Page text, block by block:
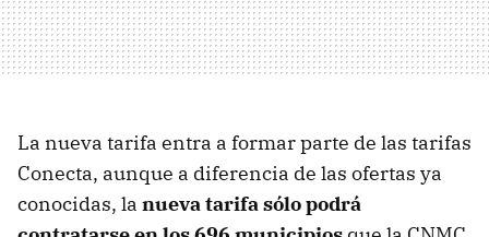
La nueva tarifa entra a formar parte de las tarifas
Conecta, aunque a diferencia de las ofertas ya
conocidas, la nueva tarifa sólo podrá